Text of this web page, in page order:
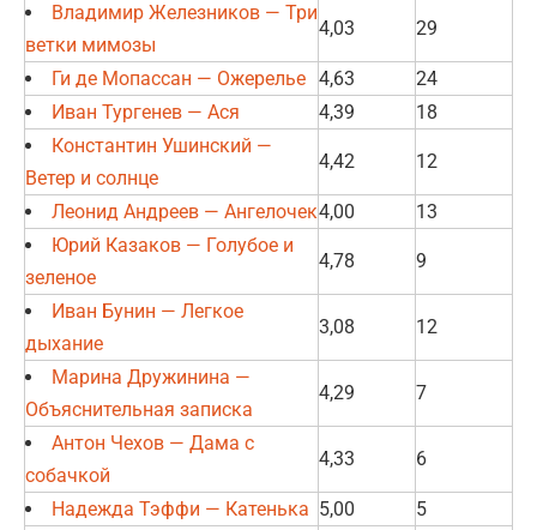
Владимир Железников — Три
ветки мимозы
4,03 29
Ги де Мопассан — Ожерелье 4,63
24
Иван Тургенев — Ася
4,39
18
Константин Ушинский —
Ветер и солнце
4,42 12
Леонид Андреев — Ангелочек4,00
13
Юрий Казаков — Голубое и
зеленое
4,78 9
Иван Бунин — Легкое
дыхание
3,08 12
Марина Дружинина —
Объяснительная записка
4,29 7
Антон Чехов — Дама с
собачкой
4,33 6
Надежда Тэффи — Катенька 5,00
5